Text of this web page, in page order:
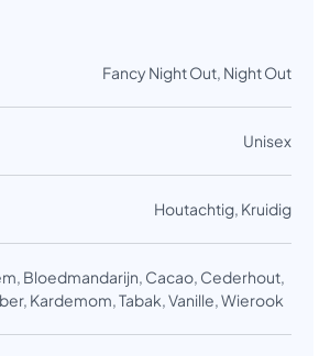
Fancy Night Out, Night Out
Unisex
Houtachtig, Kruidig
Bloedmandarijn, Cacao, Cederhout,
Kardemom, Tabak, Vanille, Wierook